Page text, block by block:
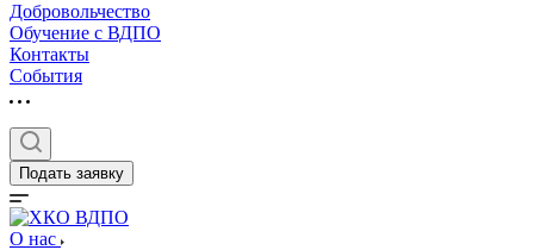
Добровольчество
Обучение с ВДПО
Контакты
События
Подать заявку
О нас